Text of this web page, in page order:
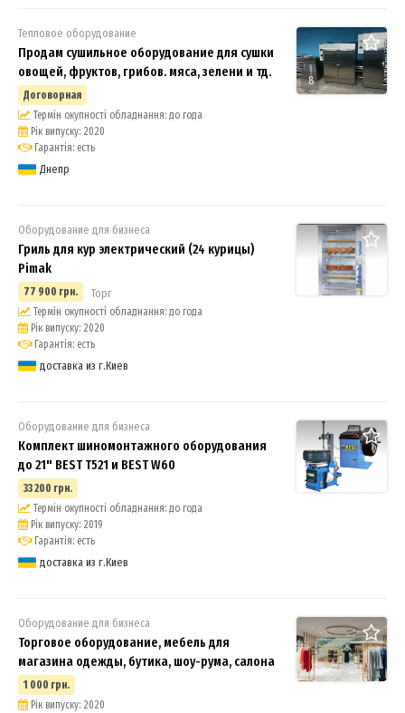
8
Тепловое оборудование
Продам сушильное оборудование для сушки
овощей, фруктов, грибов. мяса, зелени и тд.
Договорная
Термін окупності обладнання: до года
Рік випуску: 2020
Гарантія: есть
Днепр
Оборудование для бизнеса
Гриль для кур электрический (24 курицы)
Pimak
77 900 грн. Торг
Термін окупності обладнання: до года
Рік випуску: 2020
Гарантія: есть
доставка из г.Киев
Оборудование для бизнеса
Комплект шиномонтажного оборудования
до 21" BEST T521 и BEST W60
33 200 грн.
Термін окупності обладнання: до года
Рік випуску: 2019
Гарантія: есть
доставка из г.Киев
Оборудование для бизнеса
Торговое оборудование, мебель для
магазина одежды, бутика, шоу-рума, салона
1 000 грн.
Рік випуску: 2020